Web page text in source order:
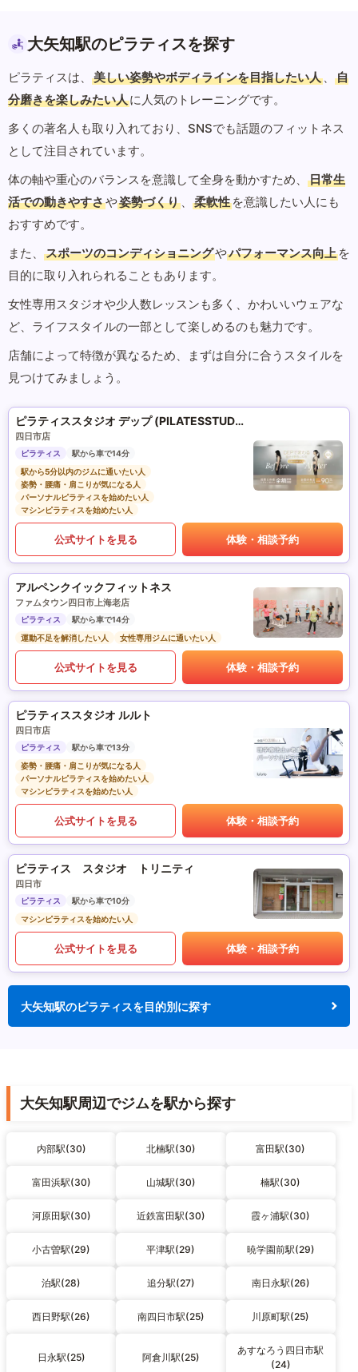
大矢知駅のピラティスを探す
ピラティスは、 美しい姿勢やボディラインを目指したい人 、
自
分磨きを楽しみたい人に人気のトレーニングです。
多くの著名人も取り入れており、SNSでも話題のフィットネス
として注目されています。
体の軸や重心のバランスを意識して全身を動かすため、
日常生
活での動きやすさや姿勢づくり 、 柔軟性 を意識したい人にも
おすすめです。
また、
スポーツのコンディショニングやパフォーマンス向上 を
目的に取り入れられることもあります。
女性専用スタジオや少人数レッスンも多く、かわいいウェアな
ど、ライフスタイルの一部として楽しめるのも魅力です。
店舗によって特徴が異なるため、まずは自分に合うスタイルを
見つけてみましょう。
ピラティススタジオ デップ (PILATESSTUDIO DEP)
四日市店
ピラティス
駅から車で14分
駅から5分以内のジムに通いたい人
姿勢・腰痛・肩こりが気になる人
パーソナルピラティスを始めたい人
マシンピラティスを始めたい人
公式サイトを見る 体験・相談予約
アルペンクイックフィットネス
ファムタウン四日市上海老店
ピラティス
駅から車で14分
運動不足を解消したい人
女性専用ジムに通いたい人
公式サイトを見る 体験・相談予約
ピラティススタジオ ルルト
四日市店
ピラティス
駅から車で13分
姿勢・腰痛・肩こりが気になる人
パーソナルピラティスを始めたい人
マシンピラティスを始めたい人
公式サイトを見る 体験・相談予約
ピラティス スタジオ トリニティ
四日市
ピラティス
駅から車で10分
マシンピラティスを始めたい人
公式サイトを見る 体験・相談予約
大矢知駅のピラティスを目的別に探す
大矢知駅周辺でジムを駅から探す
内部駅(30) 北楠駅(30) 富田駅(30)
富田浜駅(30) 山城駅(30) 楠駅(30)
河原田駅(30) 近鉄富田駅(30) 霞ヶ浦駅(30)
小古曽駅(29) 平津駅(29) 暁学園前駅(29)
泊駅(28) 追分駅(27) 南日永駅(26)
西日野駅(26) 南四日市駅(25) 川原町駅(25)
日永駅(25) 阿倉川駅(25)
あすなろう四日市駅
(24)